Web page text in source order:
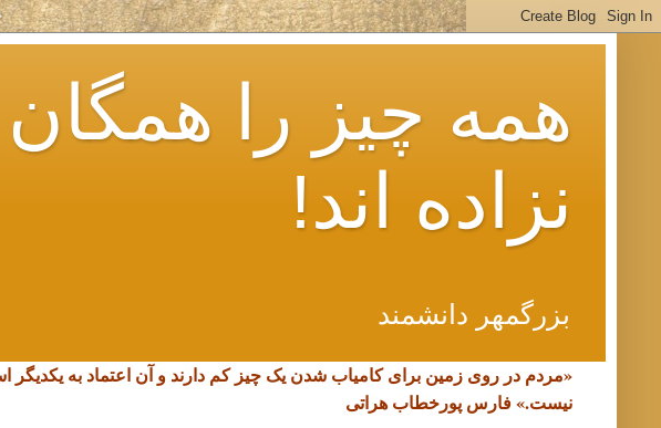
همه چیز را همگان
نزاده اند!
بزرگمهر دانشمند
«مردم در روی زمین برای کامیاب شدن یک چیز کم دارند و آن اعتماد به
نیست.» فارس پورخطاب هراتی